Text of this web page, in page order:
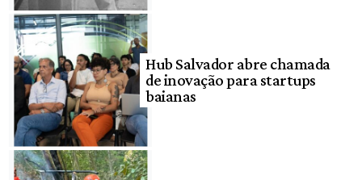
Hub Salvador abre chamada
de inovação para startups
baianas